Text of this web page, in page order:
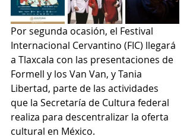
Por segunda ocasión, el Festival
Internacional Cervantino (FIC) llegará
a Tlaxcala con las presentaciones de
Formell y los Van Van, y Tania
Libertad, parte de las actividades
que la Secretaría de Cultura federal
realiza para descentralizar la oferta
cultural en México.